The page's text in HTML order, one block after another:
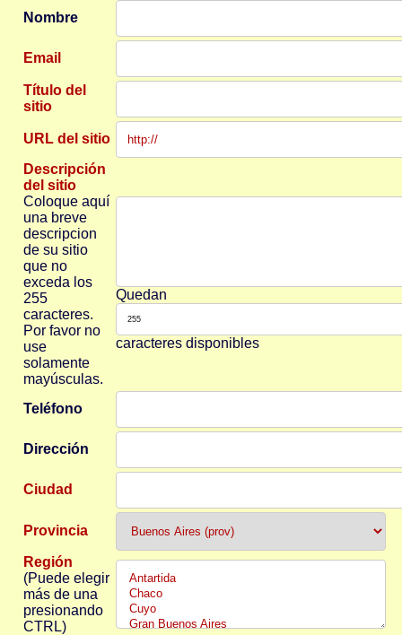
Nombre
Email
Título del
sitio
URL del sitio
Descripción
del sitio
Coloque aquí
una breve
descripcion
de su sitio
que no
exceda los
255
caracteres.
Por favor no
use
solamente
mayúsculas.
Quedan
caracteres disponibles
Teléfono
Dirección
Ciudad
Provincia
Región
(Puede elegir
más de una
presionando
CTRL)